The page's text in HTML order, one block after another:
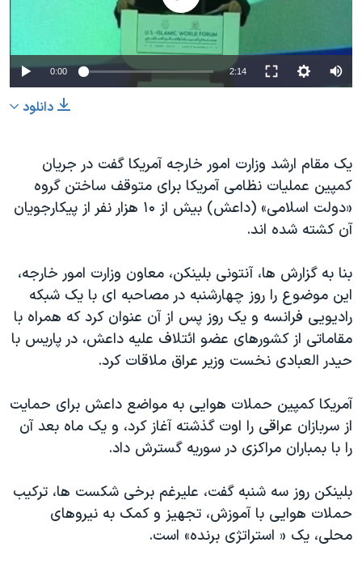
حقوق شهروندی
اقتصادی
گالری عکس
آرشیو پخش زنده
انتخابات ریاست جمهوری آمریکا ۲۰۲۴
حمله جمهوری اسلامی به اسرائیل
اعتراضات زن، زندگی، آزادی
مجموعه مستندهای دادخواهی
تریبونال مردمی آبان ۹۸
چهل سال گروگان‌گیری
قانون شفافیت دارائی کادر رهبری ایران
اعتراضات مردمی آبان ۹۸
اسرائیل در جنگ
همایش محافظه‌کاران آمریکا «سی‌پک»
صفحه‌های ویژه
سفر پرزیدنت ترامپ به چین
0:00 2:14
دانلود
یک مقام ارشد وزارت امور خارجه آمریکا گفت در جریان
کمپین عملیات نظامی آمریکا برای متوقف ساختن گروه
«دولت اسلامی» (داعش) بیش از ۱۰ هزار نفر از پیکارجویان
آن کشته شده اند.
بنا به گزارش ها، آنتونی بلینکن، معاون وزارت امور خارجه،
این موضوع را روز چهارشنبه در مصاحبه ای با یک شبکه
رادیویی فرانسه و یک روز پس از آن عنوان کرد که همراه با
مقاماتی از کشورهای عضو ائتلاف علیه داعش، در پاریس با
حیدر العبادی نخست وزیر عراق ملاقات کرد.
آمریکا کمپین حملات هوایی به مواضع داعش برای حمایت
از سربازان عراقی را اوت گذشته آغاز کرد، و یک ماه بعد آن
را با بمباران مراکزی در سوریه گسترش داد.
بلینکن روز سه شنبه گفت، علیرغم برخی شکست ها، ترکیب
حملات هوایی با آموزش، تجهیز و کمک به نیروهای
محلی، یک « استراتژی برنده» است.